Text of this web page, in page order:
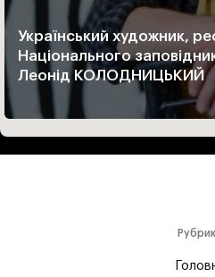
Український художник,
Національного
Леонід КОЛОДНИЦЬКИЙ